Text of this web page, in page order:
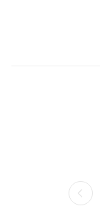
전